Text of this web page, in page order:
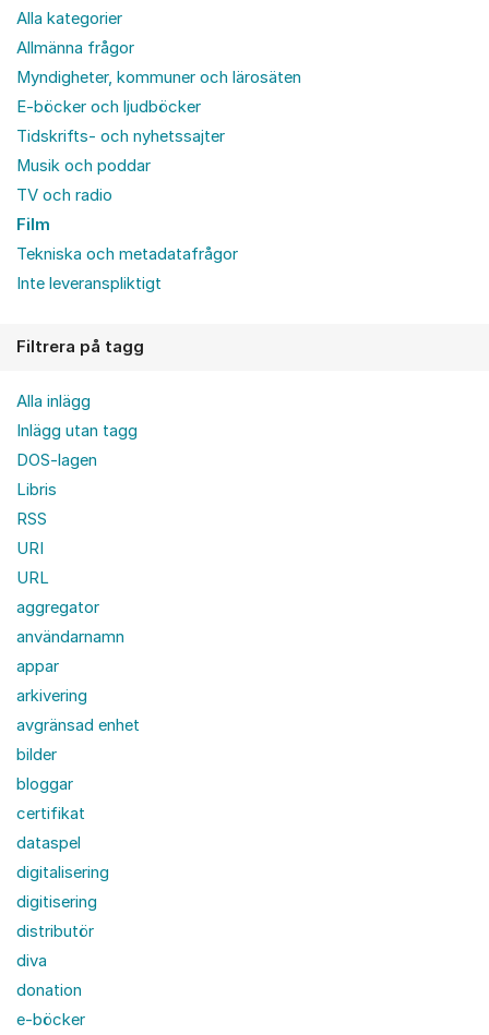
Alla kategorier
Allmänna frågor
Myndigheter, kommuner och lärosäten
E-böcker och ljudböcker
Tidskrifts- och nyhetssajter
Musik och poddar
TV och radio
Film
Tekniska och metadatafrågor
Inte leveranspliktigt
Filtrera på tagg
Alla inlägg
Inlägg utan tagg
DOS-lagen
Libris
RSS
URI
URL
aggregator
användarnamn
appar
arkivering
avgränsad enhet
bilder
bloggar
certifikat
dataspel
digitalisering
digitisering
distributör
diva
donation
e-böcker